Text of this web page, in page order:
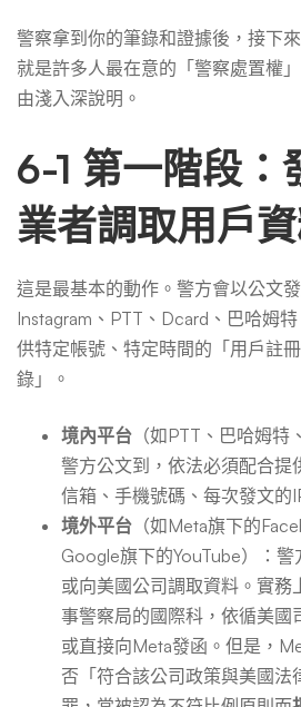
警察拿到你的筆錄和證據後，接下
就是許多人最在意的「警察處置權
由淺入深說明。
6-1 第一階段：
業者調取用戶
這是最基本的動作。警方會以公文
Instagram、PTT、Dcard、巴哈姆
供特定帳號、特定時間的「用戶註
錄」。
境內平台 （如PTT、巴哈姆特
警方公文到，依法必須配合提
信箱、手機號碼、每次發文的
境外平台 （如Meta旗下的
Google旗下的YouTube）：
或向美國公司調取資料。實務
事警察局的國際科，依循美國
或直接向Meta發函。但是，
否「符合該公司政策與美國法